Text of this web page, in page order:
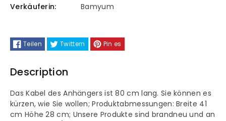
Kronleuchter
Retro
Pendelleuchte
Kronleuchter
Retro
Pendelleuchte
Verkäuferin: Bamyum
Teilen Twittern Pin es
Description
Das Kabel des Anhängers ist 80 cm lang. Sie können es
kürzen, wie Sie wollen; Produktabmessungen: Breite 41
cm Höhe 28 cm; Unsere Produkte sind brandneu und an